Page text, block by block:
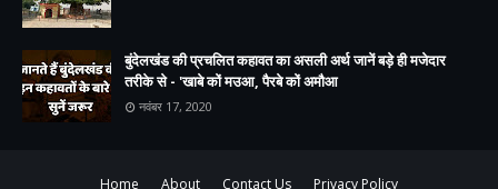
बुंदेलखंड की प्रचलित कहावत का असली अर्थ जानें बड़े ही मजेदार
तरीके से - 'खाबे कों मउआ, पैरबे कों अमौआ
नवंबर 17, 2020
Home About Contact Us Privacy Policy